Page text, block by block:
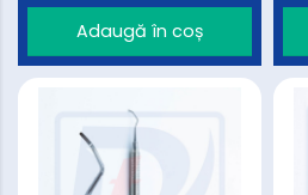
Adaugă în coș